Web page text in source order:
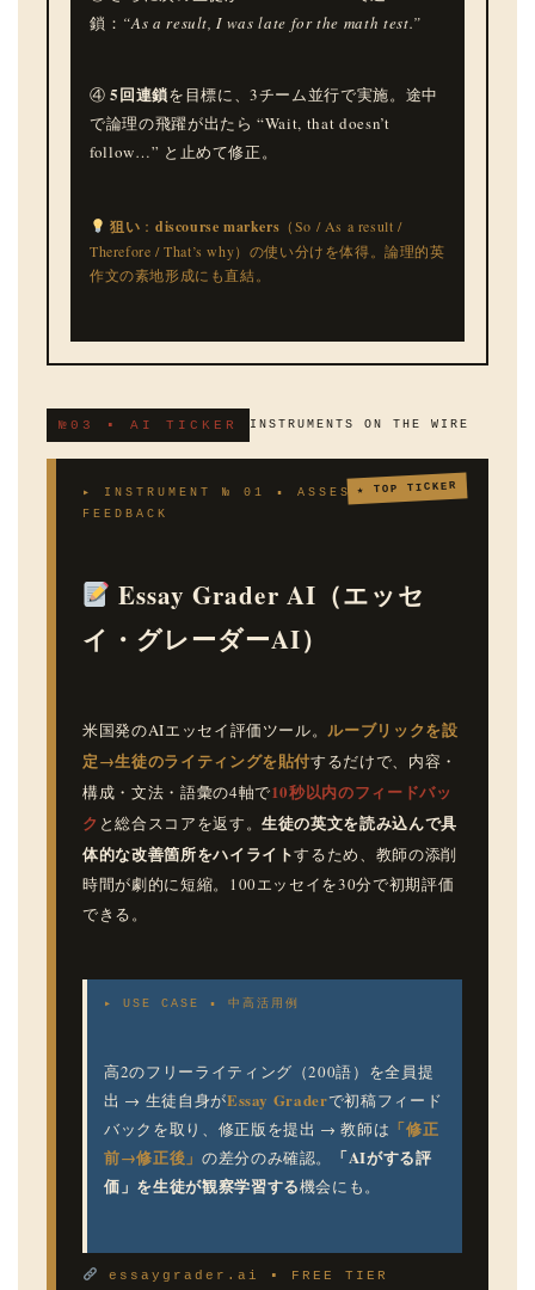
鎖： “As a result, I was late for the math test.”
④5回連鎖を目標に、3チーム並行で実施。途中
で論理の飛躍が出たら “Wait, that doesn’t
follow…” と止めて修正。
狙い ：discourse markers （So / As a result /
Therefore / That’s why）の使い分けを体得。論理的英
作文の素地形成にも直結。
№03 ▪ AI TICKER INSTRUMENTS ON THE WIRE
★ TOP TICKER
▸ INSTRUMENT № 01 ▪ ASSESSMENT &
FEEDBACK
Essay Grader AI（エッセ
イ・グレーダーAI）
米国発のAIエッセイ評価ツール。ルーブリックを設
定→生徒のライティングを貼付するだけで、内容・
構成・文法・語彙の4軸で10秒以内のフィードバッ
ク と総合スコアを返す。生徒の英文を読み込んで具
体的な改善箇所をハイライトするため、教師の添削
時間が劇的に短縮。100エッセイを30分で初期評価
できる。
▸ USE CASE ▪ 中高活用例
高2のフリーライティング（200語）を全員提
出 → 生徒自身がEssay Graderで初稿フィード
バックを取り、修正版を提出 → 教師は 「修正
前→修正後」 の差分のみ確認。
「AIがする評
価」を生徒が観察学習する機会にも。
essaygrader.ai ▪ FREE TIER